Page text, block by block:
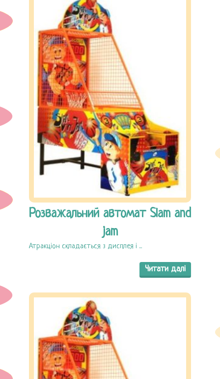
Розважальний автомат Slam and
jam
Атракціон складається з дисплея і ...
Читати далі